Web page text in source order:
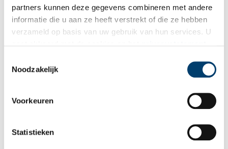
partners kunnen deze gegevens combineren met andere
informatie die u aan ze heeft verstrekt of die ze hebben
verzameld op basis van uw gebruik van hun services. U
Noodzakelijk
Voorkeuren
Statistieken
Cluveniersdoelen
In de Gasthuisstraat is op nummer 32 de poort van de
schuttersstukken voor de Cluveniersschutterij, één in 1627 en
één in 1633. Beide schilderijen kregen een plaats in de grote